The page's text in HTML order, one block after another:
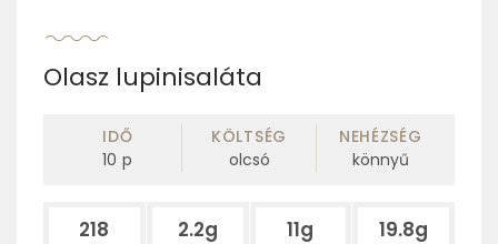
Olasz lupinisaláta
IDŐ
10 p
KÖLTSÉG
olcsó
NEHÉZSÉG
könnyű
218 2.2g 11g 19.8g